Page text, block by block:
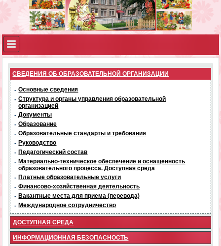
СВЕДЕНИЯ ОБ ОБРАЗОВАТЕЛЬНОЙ ОРГАНИЗАЦИИ
- Основные сведения
- Структура и органы управления образовательной
организацией
- Документы
- Образование
- Образовательные стандарты и требования
- Руководство
- Педагогический состав
- Материально-техническое обеспечение и оснащенность
образовательного процесса. Доступная среда
- Платные образовательные услуги
- Финансово-хозяйственная деятельность
- Вакантные места для приема (перевода)
- Международное сотрудничество
ДОСТУПНАЯ СРЕДА
ИНФОРМАЦИОННАЯ БЕЗОПАСНОСТЬ